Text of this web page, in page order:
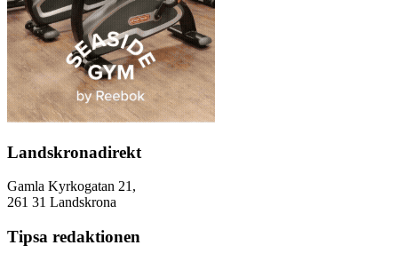
Landskronadirekt
Gamla Kyrkogatan 21,
261 31 Landskrona
Tipsa redaktionen